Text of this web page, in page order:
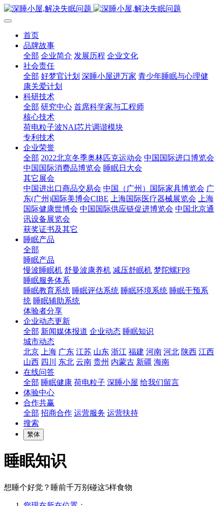
首页
品牌故事
全部 企业简介 发展历程 企业文化
社会责任
全部 好梦官计划 深睡小屋进万家 青少年睡眠与心理健
康关爱计划
科研技术
全部 研究中心 首席科学家与工程师
核心技术
荷电粒子波NAI芯片调谐模块
专利技术
企业荣誉
全部 2022北京冬季奥林匹克运动会 中国国际进口博览会
中国国际消费品博览会 睡眠日大会
其它展会
中国进出口商品交易会 中国（广州）国际家具博览会 广
东(广州)国际美博会CIBE
上海国际医疗器械展览会
上海
国际健康世博会 中国国际供应链促进博览会 中国北京通
讯设备展览会
获奖证书及其它
睡眠产品
全部
睡眠产品
慢波睡眠机 舒曼波康养机 减压舒眠机 梦陀螺FP8
睡眠服务体系
睡眠教育系统 睡眠评估系统 睡眠环境系统 睡眠干预系
统 睡眠辅助系统
体验者分享
企业动态更新
全部 新闻媒体报道 企业动态 睡眠知识
城市动态
北京
上海 广东 江苏 山东 浙江 福建 河南 河北 陕西 江西
山西 四川 东北 云南 贵州 内蒙古 新疆 海南
在线问答
全部 睡眠健康 荷电粒子 深睡小屋 给我们留言
体验中心
合作共赢
全部 招商合作 运营服务 运营扶持
搜索
繁体
睡眠知识
想睡个好觉？睡前千万别碰这5样食物